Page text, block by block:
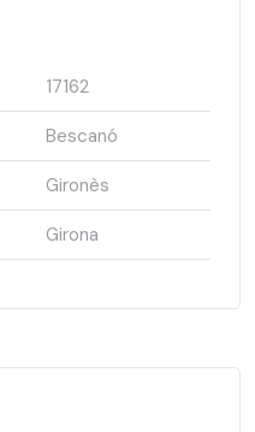
17162
Bescanó
Gironès
Girona